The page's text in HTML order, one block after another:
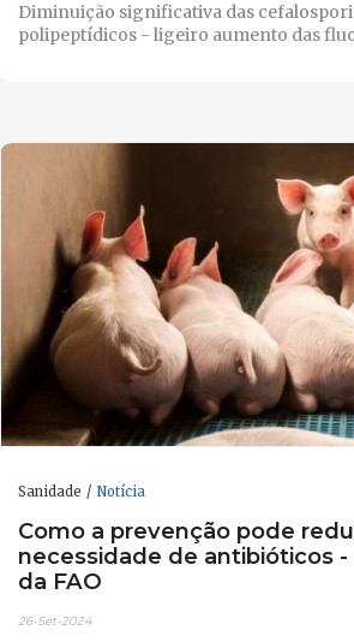
Diminuição significativa das
polipeptídicos - ligeiro aumento das
Sanidade Notícia
Como a prevenção pode
necessidade de antibióticos
da FAO
26-Set-2024